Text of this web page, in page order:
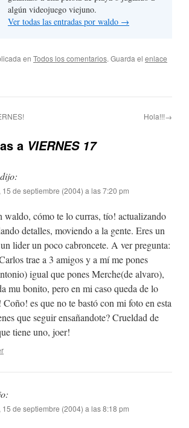
algún videojuego viejuno.
Ver todas las entradas por waldo →
en Todos los comentarios. Guarda el enlace
Hola!!!→
a VIERNES 17
dijo:
15 de septiembre (2004) a las 7:20 pm
waldo, cómo te lo curras, tío! actualizando
detalles, moviendo a la gente. Eres un
lider un poco cabroncete. A ver pregunta:
trae a 3 amigos y a mí me pones
igual que pones Merche(de alvaro),
mu bonito, pero en mi caso queda de lo
Coño! es que no te bastó con mi foto en esta
que seguir ensañandote? Crueldad de
tiene uno, joer!
15 de septiembre (2004) a las 8:18 pm